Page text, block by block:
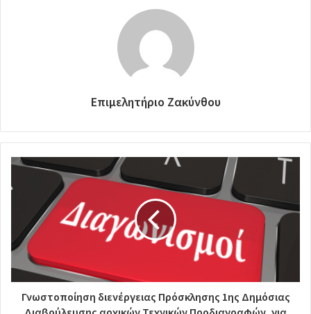
Επιμελητήριο Ζακύνθου
Γνωστοποίηση διενέργειας Πρόσκλησης 1ης Δημόσιας